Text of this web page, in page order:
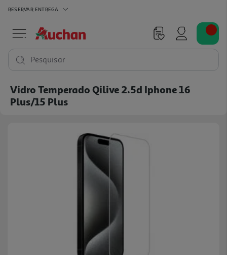
RESERVAR ENTREGA
Pesquisar
Vidro Temperado Qilive 2.5d Iphone 16
Plus/15 Plus